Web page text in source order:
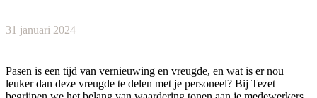
31 januari 2024
Pasen is een tijd van vernieuwing en vreugde, en wat is er nou
leuker dan deze vreugde te delen met je personeel? Bij Tezet